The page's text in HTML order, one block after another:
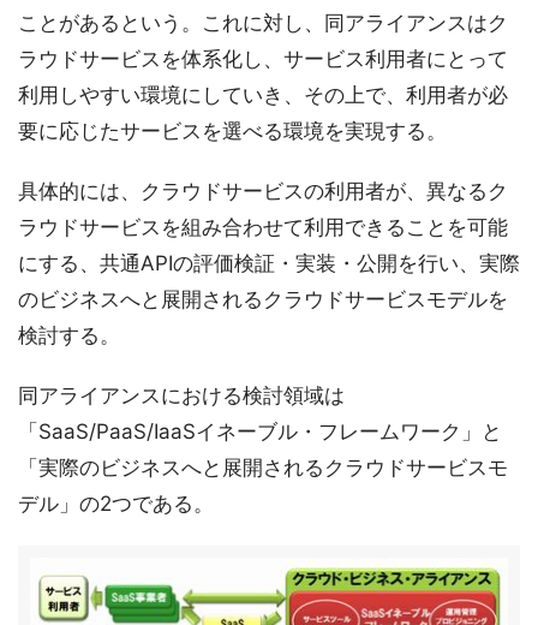
ことがあるという。これに対し、同アライアンスはク
ラウドサービスを体系化し、サービス利用者にとって
利用しやすい環境にしていき、その上で、利用者が必
要に応じたサービスを選べる環境を実現する。
具体的には、クラウドサービスの利用者が、異なるク
ラウドサービスを組み合わせて利用できることを可能
にする、共通APIの評価検証・実装・公開を行い、実際
のビジネスへと展開されるクラウドサービスモデルを
検討する。
同アライアンスにおける検討領域は
「SaaS/PaaS/IaaSイネーブル・フレームワーク」と
「実際のビジネスへと展開されるクラウドサービスモ
デル」の2つである。